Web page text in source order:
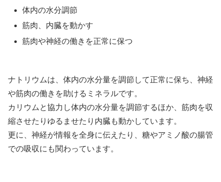
体内の水分調節
筋肉、内臓を動かす
筋肉や神経の働きを正常に保つ
ナトリウムは、体内の水分量を調節して正常に保ち、神経
や筋肉の働きを助けるミネラルです。
カリウムと協力し体内の水分量を調節するほか、筋肉を収
縮させたりゆるませたり内臓も動かしています。
更に、神経が情報を全身に伝えたり、糖やアミノ酸の腸管
での吸収にも関わっています。